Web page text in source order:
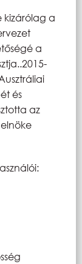
kizárólag a
a
és
az